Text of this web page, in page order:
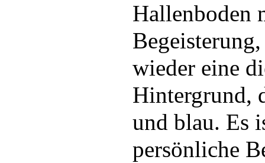
Hallenboden
wieder eine
Hintergrund,
und blau. Es
persönliche